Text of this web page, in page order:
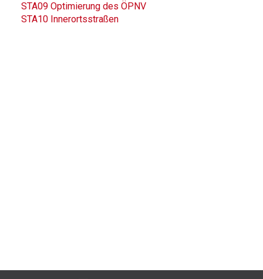
STA09 Optimierung des ÖPNV
STA10 Innerortsstraßen